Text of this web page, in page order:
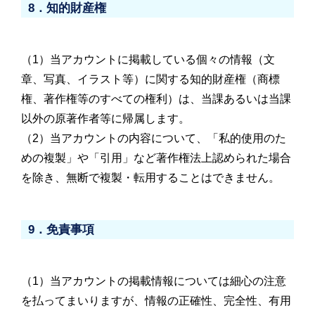
8．知的財産権
（1）当アカウントに掲載している個々の情報（文
章、写真、イラスト等）に関する知的財産権（商標
権、著作権等のすべての権利）は、当課あるいは当課
以外の原著作者等に帰属します。
（2）当アカウントの内容について、「私的使用のた
めの複製」や「引用」など著作権法上認められた場合
を除き、無断で複製・転用することはできません。
9．免責事項
（1）当アカウントの掲載情報については細心の注意
を払ってまいりますが、情報の正確性、完全性、有用